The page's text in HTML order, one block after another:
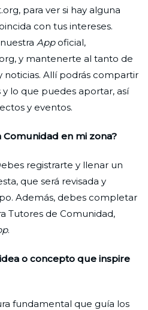
para ver si hay alguna
con tus intereses.
Appoficial,
y mantenerte al tanto de
noticias. Allí podrás compartir
lo que puedes aportar, así
y eventos.
Comunidad en mi zona?
registrarte y llenar un
que será revisada y
Además, debes completar
Tutores de Comunidad,
.
o concepto que inspire
fundamental que guía los